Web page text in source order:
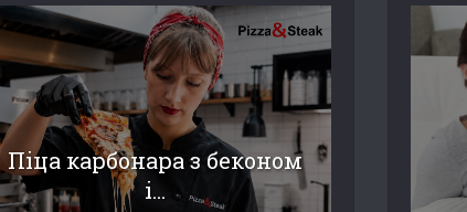
Піца карбонара з беконом
і...